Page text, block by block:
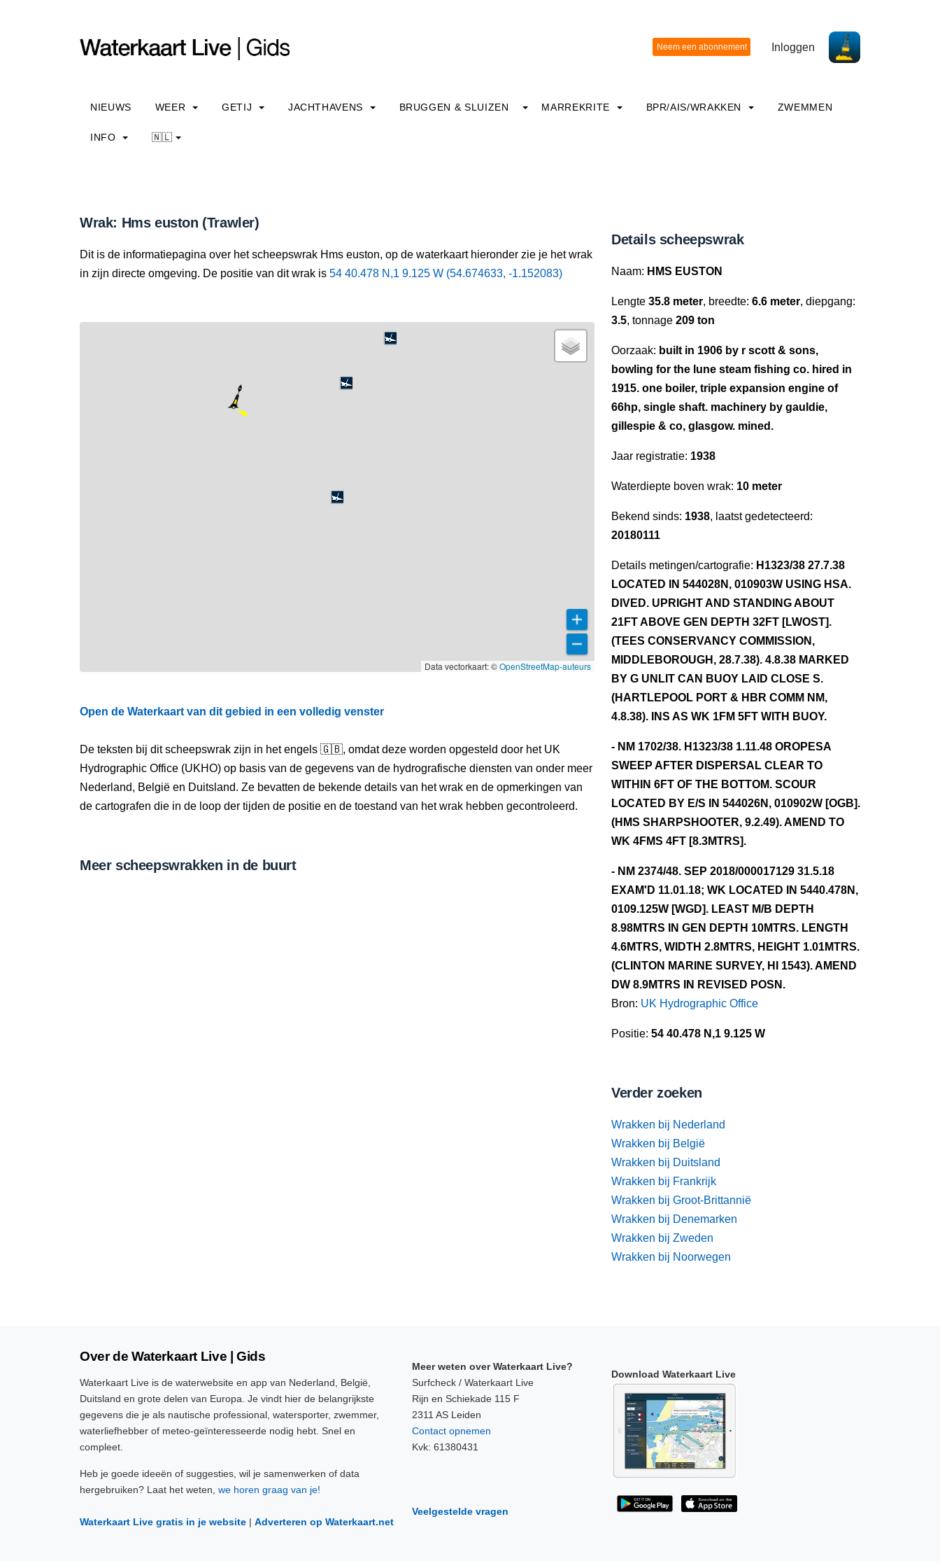
Inloggen
NIEUWS WEER GETIJ JACHTHAVENS BRUGGEN & SLUIZEN MARREKRITE BPR/AIS/WRAKKEN ZWEMMEN
INFO 🇳🇱
Wrak: Hms euston (Trawler)
Dit is de informatiepagina over het scheepswrak Hms euston, op de waterkaart hieronder zie je het wrak
in zijn directe omgeving. De positie van dit wrak is 54 40.478 N,1 9.125 W (54.674633, -1.152083)
Data vectorkaart: ©OpenStreetMap-auteurs
Open de Waterkaart van dit gebied in een volledig venster
De teksten bij dit scheepswrak zijn in het engels 🇬🇧, omdat deze worden opgesteld door het UK
Hydrographic Office (UKHO) op basis van de gegevens van de hydrografische diensten van onder meer
Nederland, België en Duitsland. Ze bevatten de bekende details van het wrak en de opmerkingen van
de cartografen die in de loop der tijden de positie en de toestand van het wrak hebben gecontroleerd.
Meer scheepswrakken in de buurt
Details scheepswrak
Naam: HMS EUSTON
Lengte 35.8 meter, breedte: 6.6 meter, diepgang:
3.5, tonnage 209 ton
Oorzaak: built in 1906 by r scott & sons,
bowling for the lune steam fishing co. hired in
1915. one boiler, triple expansion engine of
66hp, single shaft. machinery by gauldie,
gillespie & co, glasgow. mined.
Jaar registratie: 1938
Waterdiepte boven wrak: 10 meter
Bekend sinds: 1938, laatst gedetecteerd:
20180111
Details metingen/cartografie: H1323/38 27.7.38
LOCATED IN 544028N, 010903W USING HSA.
DIVED. UPRIGHT AND STANDING ABOUT
21FT ABOVE GEN DEPTH 32FT [LWOST].
(TEES CONSERVANCY COMMISSION,
MIDDLEBOROUGH, 28.7.38). 4.8.38 MARKED
BY G UNLIT CAN BUOY LAID CLOSE S.
(HARTLEPOOL PORT & HBR COMM NM,
4.8.38). INS AS WK 1FM 5FT WITH BUOY.
- NM 1702/38. H1323/38 1.11.48 OROPESA
SWEEP AFTER DISPERSAL CLEAR TO
WITHIN 6FT OF THE BOTTOM. SCOUR
LOCATED BY E/S IN 544026N, 010902W [OGB].
(HMS SHARPSHOOTER, 9.2.49). AMEND TO
WK 4FMS 4FT [8.3MTRS].
- NM 2374/48. SEP 2018/000017129 31.5.18
EXAM'D 11.01.18; WK LOCATED IN 5440.478N,
0109.125W [WGD]. LEAST M/B DEPTH
8.98MTRS IN GEN DEPTH 10MTRS. LENGTH
4.6MTRS, WIDTH 2.8MTRS, HEIGHT 1.01MTRS.
(CLINTON MARINE SURVEY, HI 1543). AMEND
DW 8.9MTRS IN REVISED POSN.
Bron: UK Hydrographic Office
Positie: 54 40.478 N,1 9.125 W
Verder zoeken
Wrakken bij Nederland
Wrakken bij België
Wrakken bij Duitsland
Wrakken bij Frankrijk
Wrakken bij Groot-Brittannië
Wrakken bij Denemarken
Wrakken bij Zweden
Wrakken bij Noorwegen
Over de Waterkaart Live | Gids
Waterkaart Live is de waterwebsite en app van Nederland, België,
Duitsland en grote delen van Europa. Je vindt hier de belangrijkste
gegevens die je als nautische professional, watersporter, zwemmer,
waterliefhebber of meteo-geïnteresseerde nodig hebt. Snel en
compleet.
Heb je goede ideeën of suggesties, wil je samenwerken of data
hergebruiken? Laat het weten, we horen graag van je!
Waterkaart Live gratis in je website | Adverteren op Waterkaart.net
Meer weten over Waterkaart Live?
Surfcheck / Waterkaart Live
Rijn en Schiekade 115 F
2311 AS Leiden
Contact opnemen
Kvk: 61380431
Veelgestelde vragen
Download Waterkaart Live